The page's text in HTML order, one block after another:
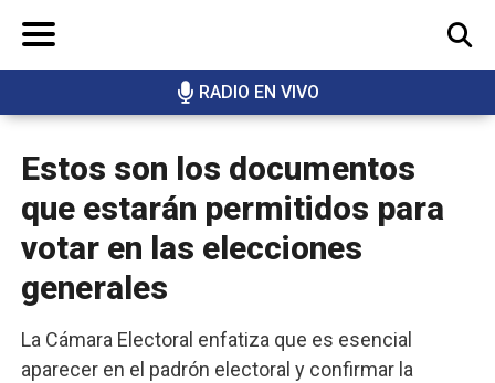
RADIO EN VIVO
BUSCAR
Estos son los documentos
que estarán permitidos para
votar en las elecciones
generales
La Cámara Electoral enfatiza que es esencial
aparecer en el padrón electoral y confirmar la